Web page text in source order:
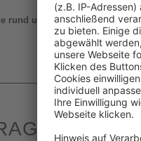
rund um die Clublandschaft